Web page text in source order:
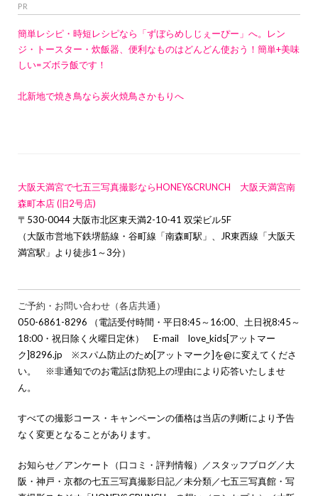
PR
簡単レシピ・時短レシピなら「ずぼらめしじぇーぴー」へ。レン
ジ・トースター・炊飯器、便利なものはどんどん使おう！簡単+美味
しい=ズボラ飯です！
北新地で焼き鳥なら炭火焼鳥さかもりへ
大阪天満宮で七五三写真撮影ならHONEY&CRUNCH 大阪天満宮南
森町本店 (旧2号店)
〒530-0044 大阪市北区東天満2-10-41 双栄ビル5F
（大阪市営地下鉄堺筋線・谷町線「南森町駅」、JR東西線「大阪天
満宮駅」より徒歩1～3分）
ご予約・お問い合わせ（各店共通）
050-6861-8296 （電話受付時間・平日8:45～16:00、土日祝8:45～
18:00・祝日除く火曜日定休） E-mail love_kids[アットマー
ク]8296.jp ※スパム防止のため[アットマーク]を@に変えてくださ
い。 ※非通知でのお電話は防犯上の理由により応答いたしませ
ん。
すべての撮影コース・キャンペーンの価格は当店の判断により予告
なく変更となることがあります。
お知らせ／アンケート（口コミ・評判情報） ／ スタッフブログ／大
阪・神戸・京都の七五三写真撮影日記／未分類／七五三写真館・写